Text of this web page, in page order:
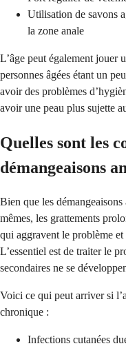
Utilisation de savons
la zone anale
L’âge peut également jouer
personnes âgées étant un
avoir des problèmes
avoir une peau plus sujette
Quelles sont les
démangeaisons
Bien que les démangeaisons
mêmes, les grattements
qui aggravent le problème
L’essentiel est de traiter le
secondaires ne se
Voici ce qui peut arriver si
chronique :
Infections cutanées